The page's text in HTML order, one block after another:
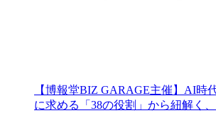
【博報堂BIZ GARAGE主催】AI時
に求める「38の役割」から紐解く